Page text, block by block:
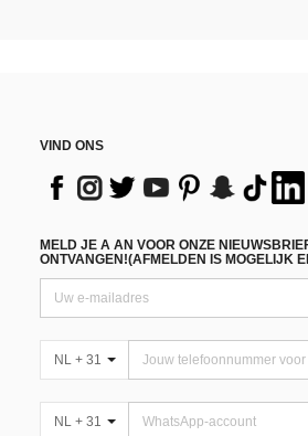
VIND ONS
MELD JE A AN VOOR ONZE
ONTVANGEN!(AFMELDEN IS MOGELIJK
NL + 31
NL + 31